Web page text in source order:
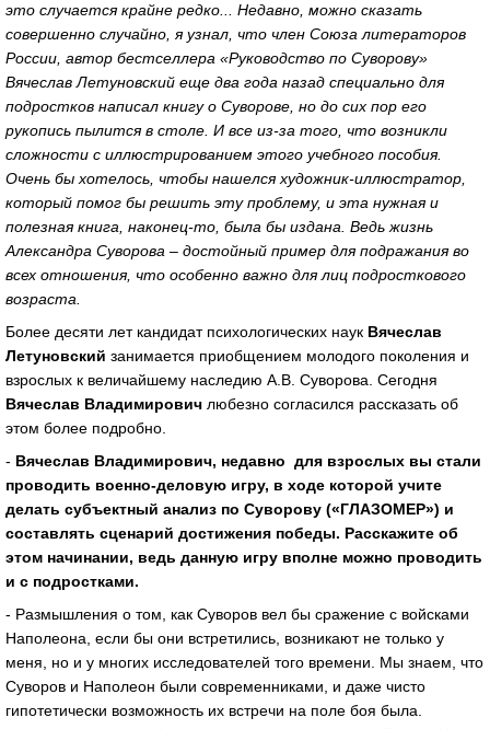
это случается крайне редко... Недавно, можно сказать
совершенно случайно, я узнал, что член Союза литераторов
России, автор бестселлера «Руководство по Суворову»
Вячеслав Летуновский еще два года назад специально для
подростков написал книгу о Суворове, но до сих пор его
рукопись пылится в столе. И все из-за того, что возникли
сложности с иллюстрированием этого учебного пособия.
Очень бы хотелось, чтобы нашелся художник-иллюстратор,
который помог бы решить эту проблему, и эта нужная и
полезная книга, наконец-то, была бы издана. Ведь жизнь
Александра Суворова – достойный пример для подражания во
всех отношения, что особенно важно для лиц подросткового
возраста.
Более десяти лет кандидат психологических наук Вячеслав
Летуновский занимается приобщением молодого поколения и
взрослых к величайшему наследию А.В. Суворова. Сегодня
Вячеслав Владимирович любезно согласился рассказать об
этом более подробно.
- Вячеслав Владимирович, недавно для взрослых вы стали
проводить военно-деловую игру, в ходе которой учите
делать субъектный анализ по Суворову («ГЛАЗОМЕР») и
составлять сценарий достижения победы. Расскажите об
этом начинании, ведь данную игру вполне можно проводить
и с подростками.
- Размышления о том, как Суворов вел бы сражение с войсками
Наполеона, если бы они встретились, возникают не только у
меня, но и у многих исследователей того времени. Мы знаем, что
Суворов и Наполеон были современниками, и даже чисто
гипотетически возможность их встречи на поле боя была.